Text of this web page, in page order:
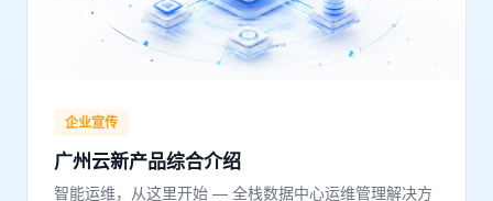
企业宣传
广州云新产品综合介绍
智能运维，从这里开始 — 全栈数据中心运维管理解决方